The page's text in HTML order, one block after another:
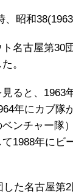
、昭和
名古屋第30
。
ると、1963
年にカブ隊
ンチャー隊
1988年にビ
した名古屋第